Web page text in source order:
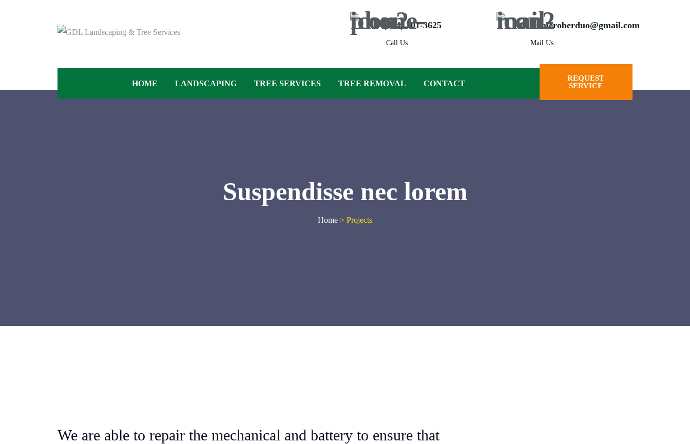
(404) 201-3625
Call Us
irobleroberduo@gmail.com
Mail Us
HOME LANDSCAPING TREE SERVICES TREE REMOVAL CONTACT
REQUEST
SERVICE
Suspendisse nec lorem
Home > Projects
We are able to repair the mechanical and battery to ensure that